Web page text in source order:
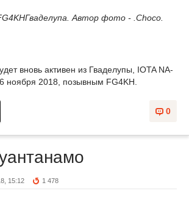
Гваделупа. Автор фото - .Choco.
вновь активен из Гваделупы, IOTA NA-
ноября 2018, позывным FG4KH.
0
15:12 1 478